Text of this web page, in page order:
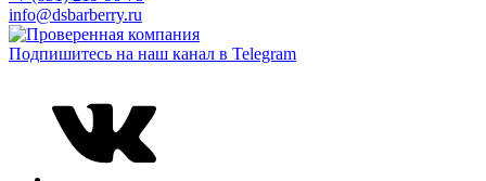
info@dsbarberry.ru
Подпишитесь на наш канал в Telegram